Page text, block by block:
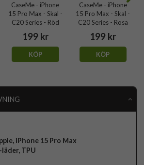
CaseMe - iPhone
15 Pro Max - Skal -
C20 Series - Röd
199 kr
KÖP
CaseMe - iPhone
15 Pro Max - Skal -
C20 Series - Rosa
199 kr
KÖP
iPhone 15 Pro Max
läder, TPU